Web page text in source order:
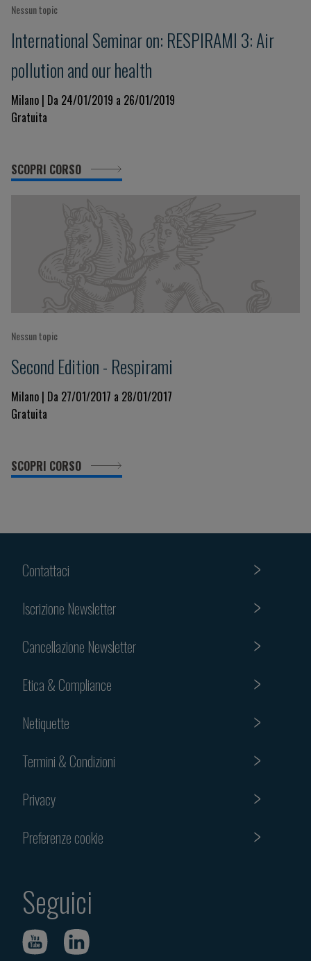
Nessun topic
International Seminar on: RESPIRAMI 3: Air
pollution and our health
Milano | Da 24/01/2019 a 26/01/2019
Gratuita
SCOPRI CORSO
Nessun topic
Second Edition - Respirami
Milano | Da 27/01/2017 a 28/01/2017
Gratuita
SCOPRI CORSO
Contattaci
Iscrizione Newsletter
Cancellazione Newsletter
Etica & Compliance
Netiquette
Termini & Condizioni
Privacy
Preferenze cookie
Seguici